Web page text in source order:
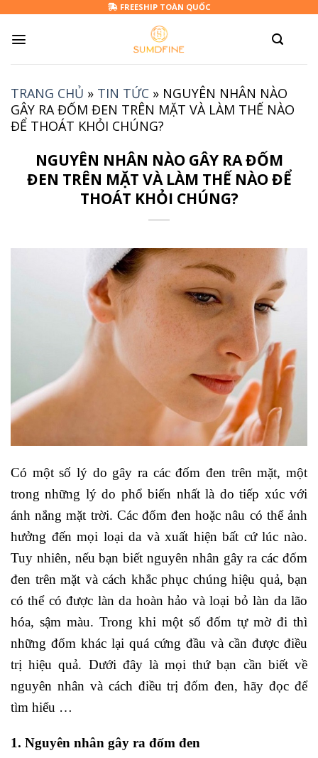
content
FREESHIP TOÀN QUỐC
TRANG CHỦ » TIN TỨC » NGUYÊN NHÂN NÀO
GÂY RA ĐỐM ĐEN TRÊN MẶT VÀ LÀM THẾ NÀO
ĐỂ THOÁT KHỎI CHÚNG?
NGUYÊN NHÂN NÀO GÂY RA ĐỐM
ĐEN TRÊN MẶT VÀ LÀM THẾ NÀO ĐỂ
THOÁT KHỎI CHÚNG?
Có một số lý do gây ra các đốm đen trên mặt, một
trong những lý do phổ biến nhất là do tiếp xúc với
ánh nắng mặt trời. Các đốm đen hoặc nâu có thể ảnh
hưởng đến mọi loại da và xuất hiện bất cứ lúc nào.
Tuy nhiên, nếu bạn biết nguyên nhân gây ra các đốm
đen trên mặt và cách khắc phục chúng hiệu quả, bạn
có thể có được làn da hoàn hảo và loại bỏ làn da lão
hóa, sậm màu. Trong khi một số đốm tự mờ đi thì
những đốm khác lại quá cứng đầu và cần được điều
trị hiệu quả. Dưới đây là mọi thứ bạn cần biết về
nguyên nhân và cách điều trị đốm đen, hãy đọc để
tìm hiểu …
1. Nguyên nhân gây ra đốm đen